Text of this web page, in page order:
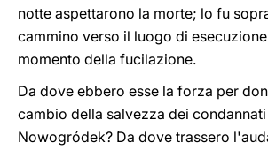
notte aspettarono la morte; lo fu
cammino verso il luogo di
momento della fucilazione.
Da dove ebbero esse la forza per
cambio della salvezza dei
Nowogródek? Da dove trassero